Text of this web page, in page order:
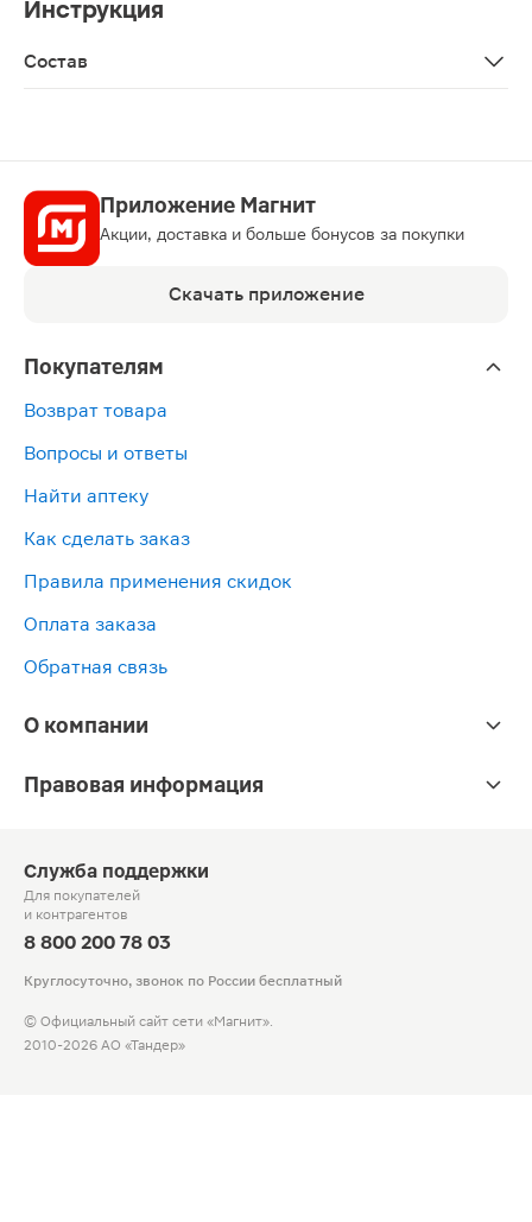
Инструкция
Состав
Приложение Магнит
Акции, доставка и больше бонусов за покупки
Скачать приложение
Покупателям
Возврат товара
Вопросы и ответы
Найти аптеку
Как сделать заказ
Правила применения скидок
Оплата заказа
Обратная связь
О компании
Правовая информация
Служба поддержки
Для покупателей
и контрагентов
8 800 200 78 03
Круглосуточно, звонок по России бесплатный
© Официальный сайт сети «Магнит».
2010-2026 АО «Тандер»